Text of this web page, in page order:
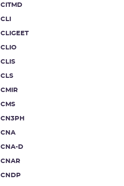
CITMD
CLI
CLIGEET
CLIO
CLIS
CLS
CMIR
CMS
CN3PH
CNA
CNA-D
CNAR
CNDP